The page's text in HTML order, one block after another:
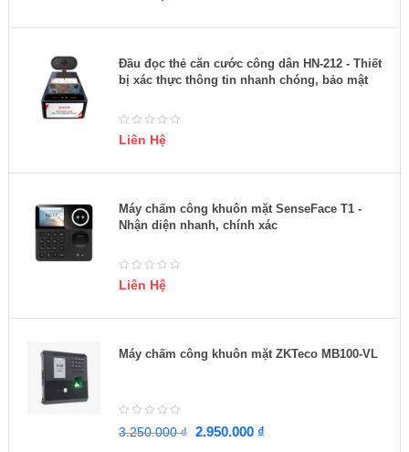
Đầu đọc thẻ căn cước công dân HN-212 - Thiết
bị xác thực thông tin nhanh chóng, bảo mật
Liên Hệ
Máy chấm công khuôn mặt SenseFace T1 -
Nhận diện nhanh, chính xác
Liên Hệ
Máy chấm công khuôn mặt ZKTeco MB100-VL
3.250.000₫ 2.950.000 ₫